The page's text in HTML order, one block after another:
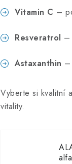
Vitamin C –
Resveratrol –
Astaxanthin –
Vyberte si kvalitní
vitality.